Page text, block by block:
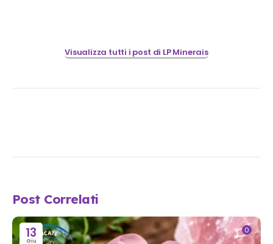
Visualizza tutti i post di LP Minerais
Post Correlati
13
Giu
0